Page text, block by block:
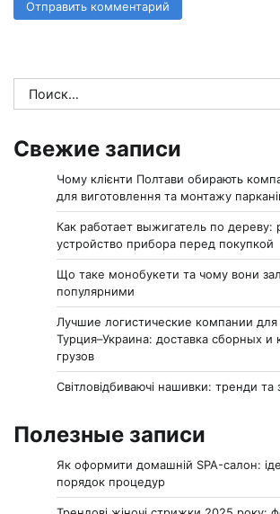
Найти:
Свежие записи
Чому клієнти Полтави обирають
для виготовлення та монтажу
Как работает выжигатель по дереву:
устройство прибора перед покупкой
Що таке монобукети та чому вони
популярними
Лучшие логистические компании для
Турция–Украина: доставка сборных
грузов
Світловідбиваючі нашивки: тренди та
Полезные записи
Як оформити домашній SPA-салон:
порядок процедур